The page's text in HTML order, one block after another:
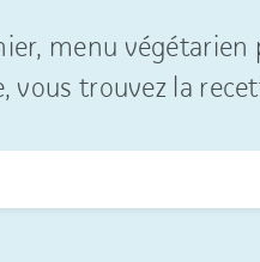
menu
vous trouvez la